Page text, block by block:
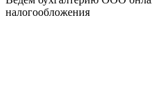
налогообложения